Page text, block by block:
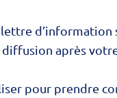
après
pour prendre